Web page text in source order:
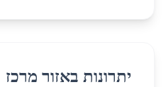
יתרונות באזור מרכז